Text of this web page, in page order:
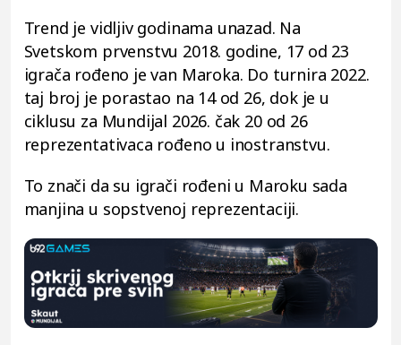
Trend je vidljiv godinama unazad. Na
Svetskom prvenstvu 2018. godine, 17 od 23
igrača rođeno je van Maroka. Do turnira 2022.
taj broj je porastao na 14 od 26, dok je u
ciklusu za Mundijal 2026. čak 20 od 26
reprezentativaca rođeno u inostranstvu.
To znači da su igrači rođeni u Maroku sada
manjina u sopstvenoj reprezentaciji.